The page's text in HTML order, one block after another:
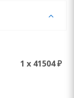
1 x 41504 ₽